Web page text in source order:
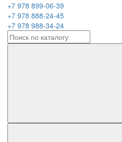
+7 978 899-06-39
+7 978 888-24-45
+7 978 988-34-24